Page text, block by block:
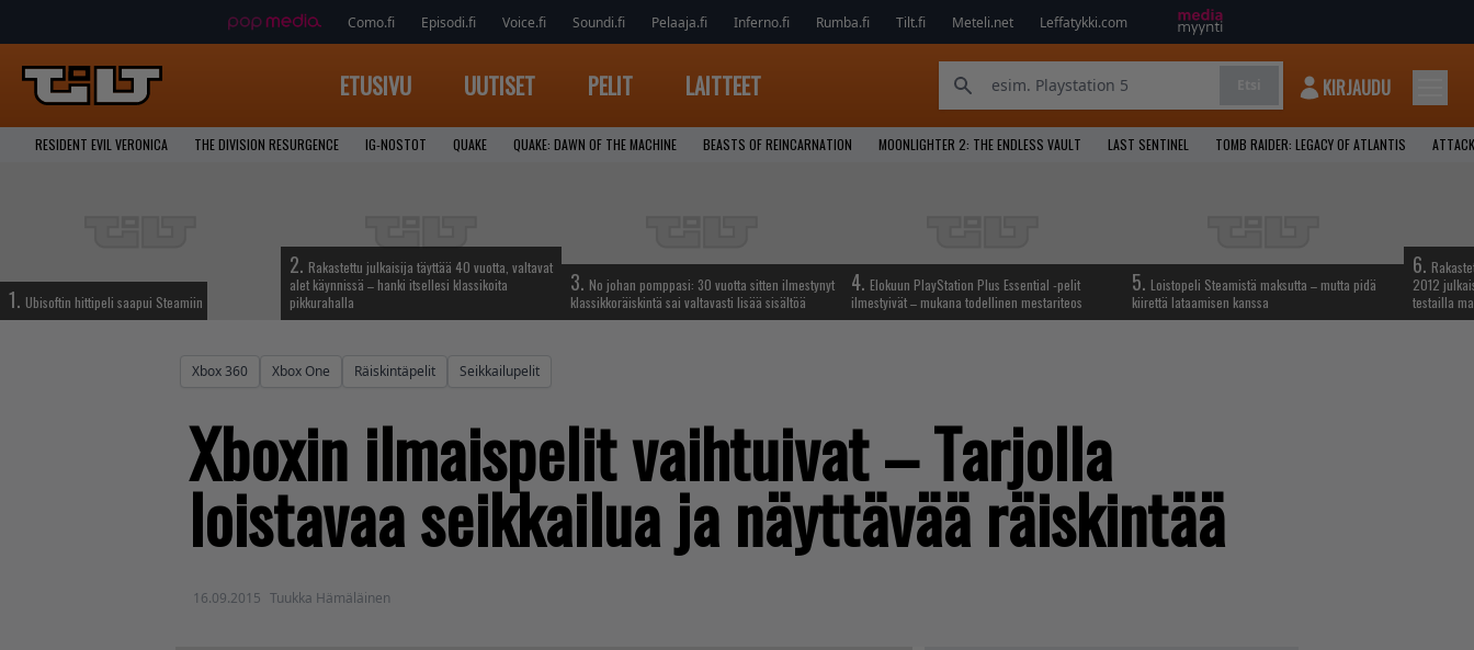
Como.fi Episodi.fi Voice.fi Soundi.fi Pelaaja.fi Inferno.fi Rumba.fi Tilt.fi Meteli.net Leffatykki.com
ETUSIVU UUTISET PELIT LAITTEET KIRJAUDU
RESIDENT EVIL VERONICA THE DIVISION RESURGENCE IG-NOSTOT QUAKE QUAKE: DAWN OF THE MACHINE BEASTS OF REINCARNATION MOONLIGHTER 2: THE ENDLESS VAULT LAST SENTINEL TOMB RAIDER: LEGACY OF ATLANTIS
1. Ubisoftin hittipeli saapui Steamiin
2. Rakastettu julkaisija täyttää 40 vuotta, valtavat
alet käynnissä – hanki itsellesi klassikoita
pikkurahalla
3. No johan pomppasi: 30 vuotta sitten ilmestynyt
klassikkoräiskintä sai valtavasti lisää sisältöä
4. Elokuun PlayStation Plus Essential -pelit
ilmestyivät – mukana todellinen mestariteos
5. Loistopeli Steamistä maksutta – mutta pidä
kiirettä lataamisen kanssa
6.
2012
testailla
Xbox 360 Xbox One Räiskintäpelit Seikkailupelit
Xboxin ilmaispelit vaihtuivat – Tarjolla
loistavaa seikkailua ja näyttävää räiskintää
16.09.2015 Tuukka Hämäläinen